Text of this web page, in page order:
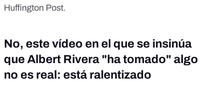
Huffington Post.
No, este vídeo en el que se insinúa
que Albert Rivera "ha tomado" algo
no es real: está ralentizado